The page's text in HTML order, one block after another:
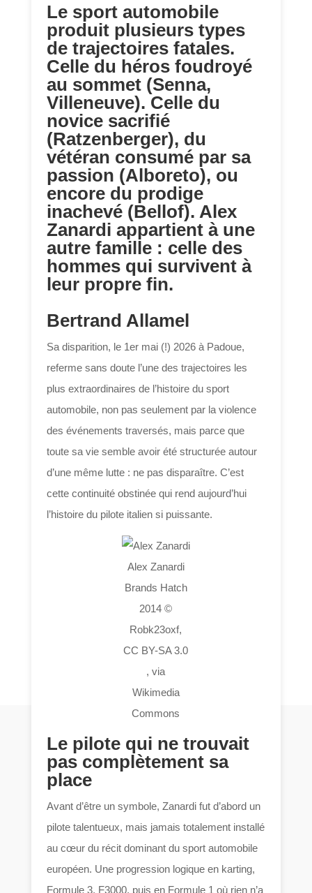
Le sport automobile
produit plusieurs types
de trajectoires fatales.
Celle du héros foudroyé
au sommet (Senna,
Villeneuve). Celle du
novice sacrifié
(Ratzenberger), du
vétéran consumé par sa
passion (Alboreto), ou
encore du prodige
inachevé (Bellof). Alex
Zanardi appartient à une
autre famille : celle des
hommes qui survivent à
leur propre fin.
Bertrand Allamel
Sa disparition, le 1er mai (!) 2026 à Padoue,
referme sans doute l’une des trajectoires les
plus extraordinaires de l’histoire du sport
automobile, non pas seulement par la violence
des événements traversés, mais parce que
toute sa vie semble avoir été structurée autour
d’une même lutte : ne pas disparaître. C’est
cette continuité obstinée qui rend aujourd’hui
l’histoire du pilote italien si puissante.
Alex Zanardi
Brands Hatch
2014 ©
Robk23oxf,
CC BY-SA 3.0
, via
Wikimedia
Commons
Le pilote qui ne trouvait
pas complètement sa
place
Avant d’être un symbole, Zanardi fut d’abord un
pilote talentueux, mais jamais totalement installé
au cœur du récit dominant du sport automobile
européen. Une progression logique en karting,
Formule 3, F3000, puis en Formule 1 où rien n’a